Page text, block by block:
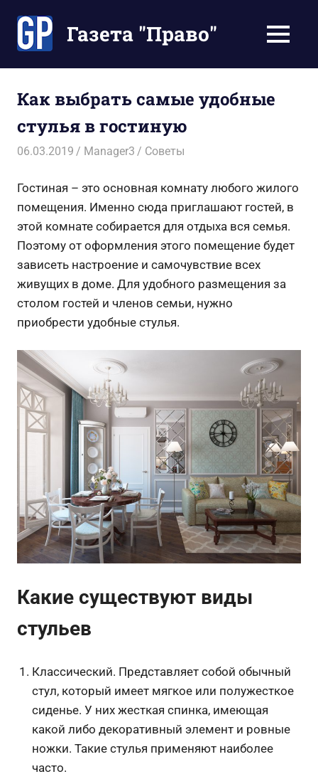
содержимомуГазета "Право"
экономят
Ваше
время
МЕНЮ
Как выбрать самые удобные
стулья в гостиную
06.03.2019 Manager3 Советы
Гостиная – это основная комнату любого жилого
помещения. Именно сюда приглашают гостей, в
этой комнате собирается для отдыха вся семья.
Поэтому от оформления этого помещение будет
зависеть настроение и самочувствие всех
живущих в доме. Для удобного размещения за
столом гостей и членов семьи, нужно
приобрести удобные стулья.
Какие существуют виды
стульев
Классический. Представляет собой обычный
стул, который имеет мягкое или полужесткое
сиденье. У них жесткая спинка, имеющая
какой либо декоративный элемент и ровные
ножки. Такие стулья применяют наиболее
часто.